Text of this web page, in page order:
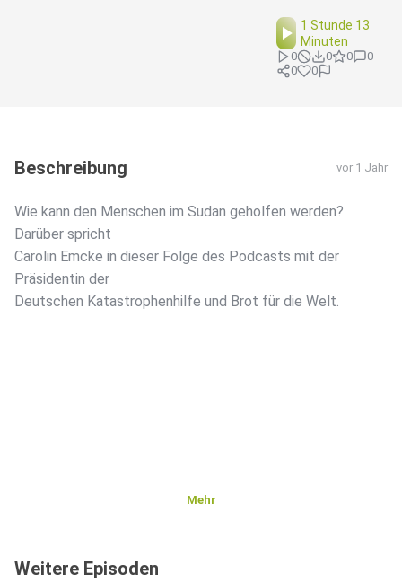
1 Stunde 13
Minuten
0 0 0
0
0
0
Beschreibung vor 1 Jahr
Wie kann den Menschen im Sudan geholfen werden?
Darüber spricht
Carolin Emcke in dieser Folge des Podcasts mit der
Präsidentin der
Deutschen Katastrophenhilfe und Brot für die Welt.
Mehr
Weitere Episoden